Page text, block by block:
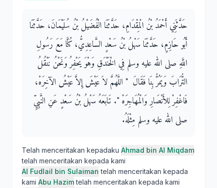
حَدَّثَنِي أَحْمَدُ بْنُ الْمِقْدَامِ، حَدَّثَنَا الْفُضَيْلُ بْنُ سُلَيْمَانَ، حَدَّثَنَا
أَبُو حَازِمٍ، حَدَّثَنَا سَهْلُ بْنُ سَعْدٍ السَّاعِدِيُّ، كُنَّا مَعَ رَسُولِ
اللَّهِ صلى الله عليه وسلم فِي الْخَنْدَقِ وَهْوَ يَحْفِرُ وَنَحْنُ نَنْقُلُ
التُّرَابَ وَيَمُرُّ بِنَا فَقَالَ ‏ "‏ اللَّهُمَّ لاَ عَيْشَ إِلاَّ عَيْشُ الآخِرَهْ،
فَاغْفِرْ لِلأَنْصَارِ وَالْمُهَاجِرَهْ ‏"‏‏.‏ تَابَعَهُ سَهْلُ بْنُ سَعْدٍ عَنِ النَّبِيِّ
صلى الله عليه وسلم مِثْلَهُ‏.‏
Telah menceritakan kepadaku Ahmad bin Al Miqdam
telah menceritakan kepada kami
Al Fudlail bin Sulaiman telah menceritakan kepada
kami Abu Hazimtelah menceritakan kepada kami